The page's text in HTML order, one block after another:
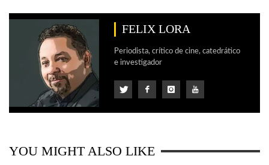
FELIX LORA
Periodista, crítico de cine, catedrático
e investigador
YOU MIGHT ALSO LIKE